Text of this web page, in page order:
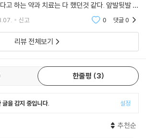
고 하는 약과 치료는 다 했던것 같다. 앞발뒷발 몸
빠진 털. 공허한 눈까지. 어느순간부터 스스로 먹
신고 0 댓글0
리뷰 전체보기
한줄평 3
글을 감지 중입니다. 설정
추천순